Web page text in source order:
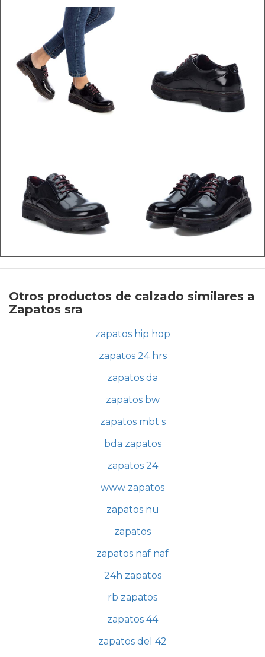
Otros productos de calzado similares a
Zapatos sra
zapatos hip hop
zapatos 24 hrs
zapatos da
zapatos bw
zapatos mbt s
bda zapatos
zapatos 24
www zapatos
zapatos nu
zapatos
zapatos naf naf
24h zapatos
rb zapatos
zapatos 44
zapatos del 42